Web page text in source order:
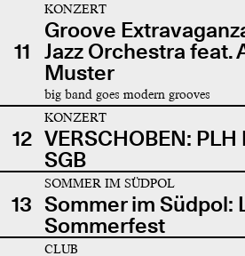
11
KONZERT
Groove
Jazz Orchestra feat.
Muster
big band goes modern grooves
12
KONZERT
VERSCHOBEN:
SGB
13
SOMMER IM SÜDPOL
Sommer im Südpol:
Sommerfest
CLUB